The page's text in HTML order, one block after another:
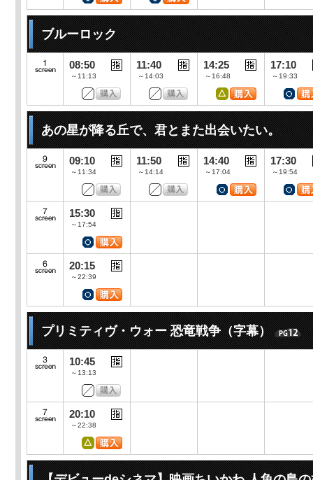
ブルーロック
08:50
～11:13
11:40
～14:03
14:25
～16:48
17:10
～19:33
あの星が降る丘で、君とまた出会いたい。
09:10
～11:34
11:50
～14:14
14:40
～17:04
17:30
～19:54
15:30
～17:54
20:15
～22:39
プリミティヴ・ウォー 恐竜戦争（字幕）
10:45
～13:13
20:10
～22:38